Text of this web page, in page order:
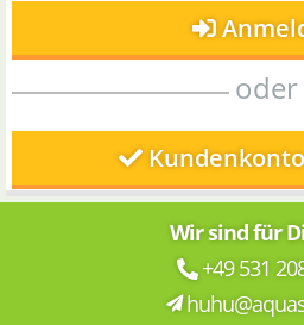
oder
Wir sind für
+49 531